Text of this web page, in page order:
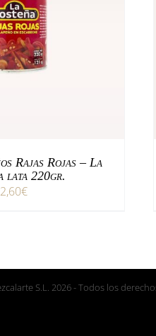
/ DETALLES
Rajas Rojas – La
lata 220gr.
2,60€
S.L. 2026 - Todos los